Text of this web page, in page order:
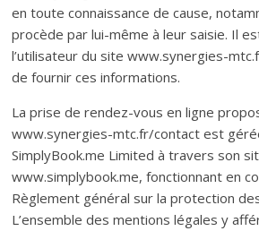
en toute connaissance de cause,
procède par lui-même à leur saisie. Il
l’utilisateur du site www.synergies-
de fournir ces informations.
La prise de rendez-vous en ligne
www.synergies-mtc.fr/contact est
SimplyBook.me Limited à travers son
www.simplybook.me, fonctionnant en
Règlement général sur la protection
L’ensemble des mentions légales y